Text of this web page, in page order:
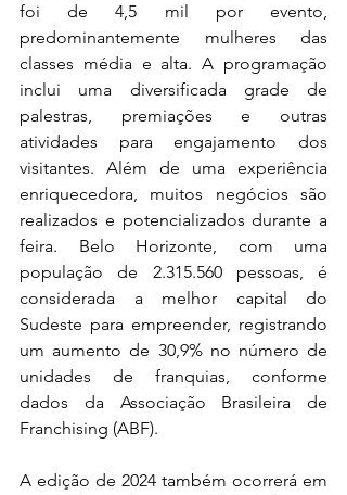
foi de 4,5 mil por evento,
predominantemente mulheres das
classes média e alta. A programação
inclui uma diversificada grade de
palestras, premiações e outras
atividades para engajamento dos
visitantes. Além de uma experiência
enriquecedora, muitos negócios são
realizados e potencializados durante a
feira. Belo Horizonte, com uma
população de 2.315.560 pessoas, é
considerada a melhor capital do
Sudeste para empreender, registrando
um aumento de 30,9% no número de
unidades de franquias, conforme
dados da Associação Brasileira de
Franchising (ABF).
A edição de 2024 também ocorrerá em